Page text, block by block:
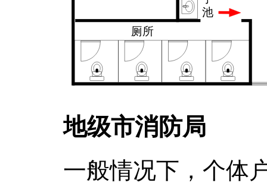
地级市消防局
一般情况下，个体